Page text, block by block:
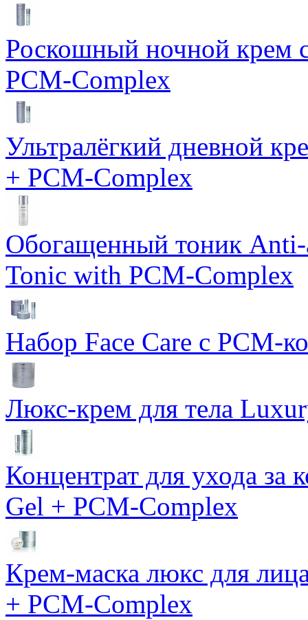
Роскошный ночной крем
PCM-Complex
Ультралёгкий дневной
+ PCM-Complex
Обогащенный тоник Anti-
Tonic with PCM-Complex
Набор Face Care с PCM-
Люкс-крем для тела
Концентрат для ухода за
Gel + PCM-Complex
Крем-маска люкс для
+ PCM-Complex